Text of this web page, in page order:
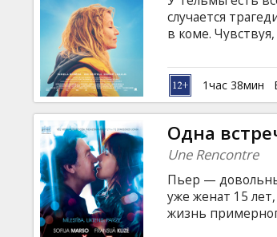
Кинозакуски
B2B
Клуб
случается
в коме.
это на камеру.
перекресток в
потрогать
Фильм на
1час 38мин
Одна
Une Rencontre
Пьер —
уже женат 15
жизнь